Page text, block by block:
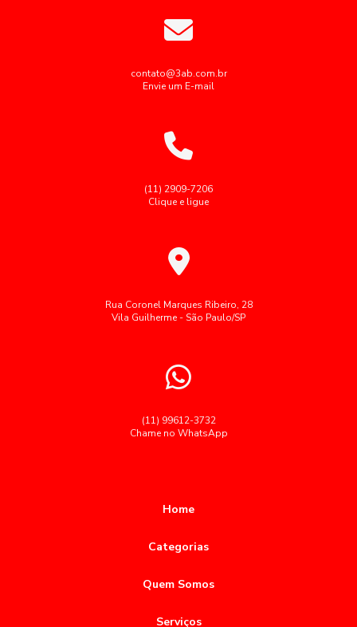
contato@3ab.com.br
Envie um E-mail
(11) 2909-7206
Clique e ligue
Rua Coronel Marques Ribeiro, 28
Vila Guilherme - São Paulo/SP
(11) 99612-3732
Chame no WhatsApp
Home
Categorias
Quem Somos
Serviços